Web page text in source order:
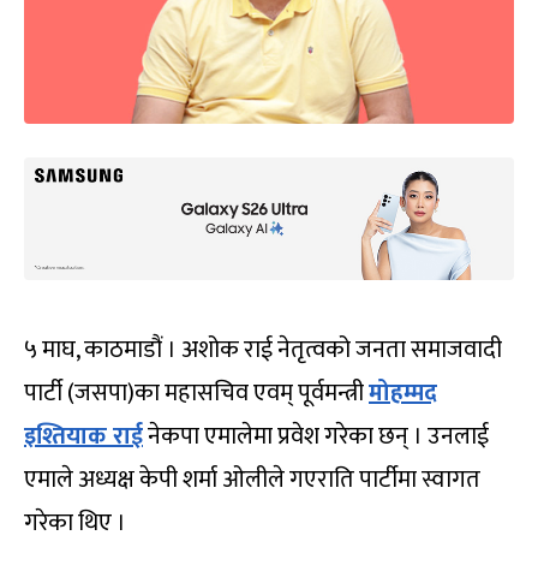
५ माघ, काठमाडौं । अशोक राई नेतृत्वको जनता समाजवादी
पार्टी (जसपा)का महासचिव एवम् पूर्वमन्त्रीमोहम्मद
इश्तियाक राईनेकपा एमालेमा प्रवेश गरेका छन् । उनलाई
एमाले अध्यक्ष केपी शर्मा ओलीले गएराति पार्टीमा स्वागत
गरेका थिए ।